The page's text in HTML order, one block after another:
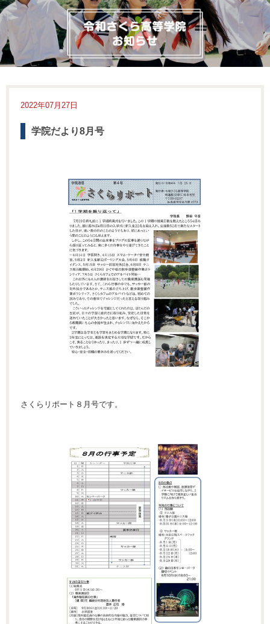
2022年07月27日
学院だより8月号
さくらリポート８月号です。